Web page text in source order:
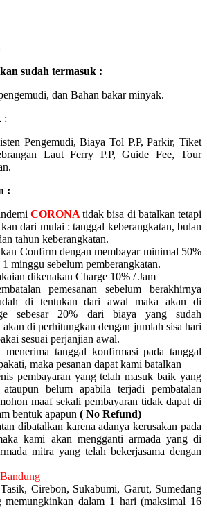
sudah termasuk :
dan Bahan bakar minyak.
:
Pengemudi, Biaya Tol P.P, Parkir, Tiket
Laut Ferry P.P, Guide Fee, Tour
:
CORONA tidak bisa di batalkan tetapi
dari mulai :tanggal keberangkatan, bulan
tahun keberangkatan.
Confirm dengan membayar minimal 50%
minggu sebelum pemberangkatan.
dikenakan Charge 10% / Jam
pemesanan sebelum berakhirnya
di tentukan dari awal maka akan di
sebesar 20% dari biaya yang sudah
di perhitungkan dengan jumlah sisa hari
sesuai perjanjian awal.
tanggal konfirmasi pada tanggal
maka pesanan dapat kami batalkan
pembayaran yang telah masuk baik yang
belum apabila terjadi pembatalan
maaf sekali pembayaran tidak dapat di
bentuk apapun ( No Refund)
dibatalkan karena adanya kerusakan pada
kami akan mengganti armada yang di
mitra yang telah bekerjasama dengan
Cirebon, Sukabumi, Garut, Sumedang
memungkinkan dalam 1 hari (maksimal 16